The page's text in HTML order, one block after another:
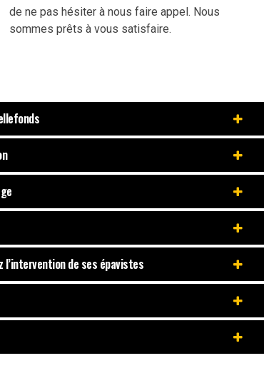
de ne pas hésiter à nous faire appel. Nous
sommes prêts à vous satisfaire.
l’intervention de ses épavistes